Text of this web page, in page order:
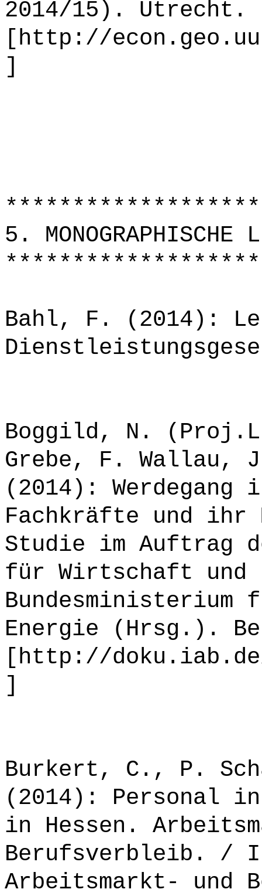
2014/15). Utrecht.
[http://
]
5. MONOGRAPHISCHE
Bahl, F. (2014):
Boggild, N.
Grebe, F. Wallau,
(2014):
Fachkräfte und ihr
Studie im Auftrag
für Wirtschaft und
Energie (Hrsg.).
[http://
]
Burkert, C., P.
(2014): Personal
in Hessen.
Berufsverbleib. /
Arbeitsmarkt- und